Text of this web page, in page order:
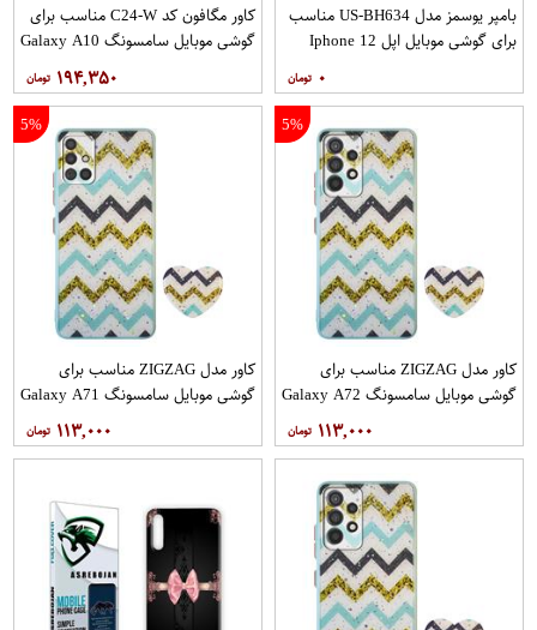
بامپر یوسمز مدل US-BH634 مناسب
برای گوشی موبایل اپل Iphone 12
۰
کاور مگافون کد C24-W مناسب برای
گوشی موبایل سامسونگ Galaxy A10
۱۹۴,۳۵۰
5%
کاور مدل ZIGZAG مناسب برای
گوشی موبایل سامسونگ Galaxy A72
۱۱۳,۰۰۰
5%
کاور مدل ZIGZAG مناسب برای
گوشی موبایل سامسونگ Galaxy A71
۱۱۳,۰۰۰